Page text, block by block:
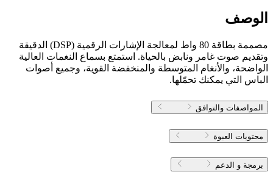
الوصف
مصممة بطاقة 80 واط لمعالجة الإشارات الرقمية (DSP) الدقيقة
وتقديم صوت غامر ونابض بالحياة. استمتع بسماع النغمات العالية
الواضحة، والأنغام المتوسطة والمنخفضة القوية، وجميع أصوات
الباس التي يمكنك تحمّلها.
المواصفات والتوافق
محتويات العبوة
برمجة و الدعم